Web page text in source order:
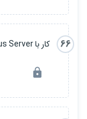
66 کار با Radius Server و User Manager در میکروتیک